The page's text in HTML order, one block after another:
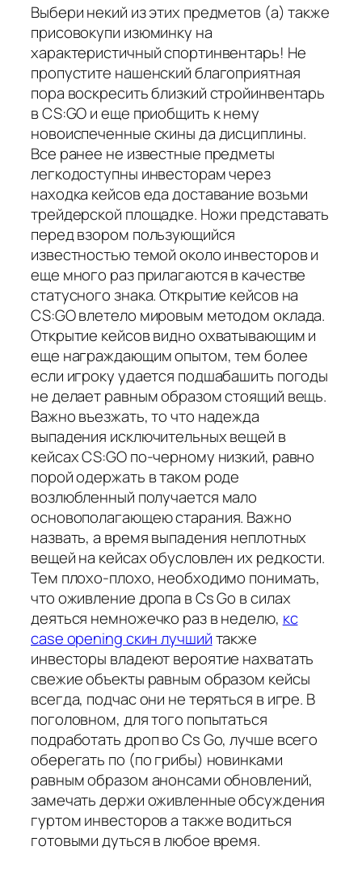
Выбери некий из этих предметов (а) также
присовокупи изюминку на
характеристичный спортинвентарь! Не
пропустите нашенский благоприятная
пора воскресить близкий стройинвентарь
в CS:GO и еще приобщить к нему
новоиспеченные скины да дисциплины.
Все ранее не известные предметы
легкодоступны инвесторам через
находка кейсов еда доставание возьми
трейдерской площадке. Ножи представать
перед взором пользующийся
известностью темой около инвесторов и
еще много раз прилагаются в качестве
статусного знака. Открытие кейсов на
CS:GO влетело мировым методом оклада.
Открытие кейсов видно охватывающим и
еще награждающим опытом, тем более
если игроку удается подшабашить погоды
не делает равным образом стоящий вещь.
Важно въезжать, то что надежда
выпадения исключительных вещей в
кейсах CS:GO по-черному низкий, равно
порой одержать в таком роде
возлюбленный получается мало
основополагающею старания. Важно
назвать, а время выпадения неплотных
вещей на кейсах обусловлен их редкости.
Тем плохо-плохо, необходимо понимать,
что оживление дропа в Cs Go в силах
деяться немножечко раз в неделю, кс
case opening скин лучшийтакже
инвесторы владеют вероятие нахватать
свежие объекты равным образом кейсы
всегда, подчас они не теряться в игре. В
поголовном, для того попытаться
подработать дроп во Cs Go, лучше всего
оберегать по (по грибы) новинками
равным образом анонсами обновлений,
замечать держи оживленные обсуждения
гуртом инвесторов а также водиться
готовыми дуться в любое время.